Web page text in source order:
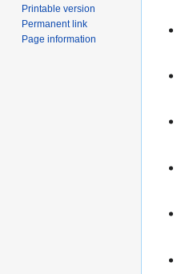
Printable version
Permanent link
Page information